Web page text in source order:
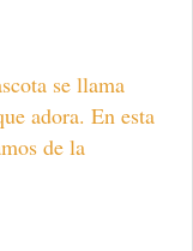
se llama
adora. En esta
de la